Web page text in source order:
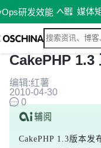
研发效能 媒体
CakePHP 1.3
编辑:红薯
2010-04-30
0
CakePHP 1.3版本发